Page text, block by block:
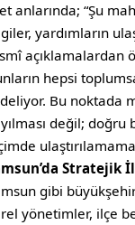
anlarında; “Şu
yardımların
açıklamalardan
hepsi
Bu noktada
değil; doğru
Stratejik
gibi
yönetimler, ilçe